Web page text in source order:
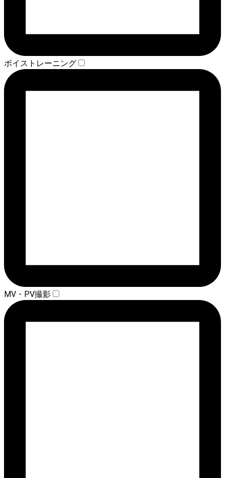
ボイストレーニング
MV・PV撮影